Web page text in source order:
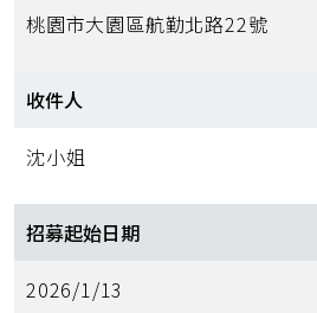
桃園市大園區航勤北路22號
收件人
沈小姐
招募起始日期
2026/1/13